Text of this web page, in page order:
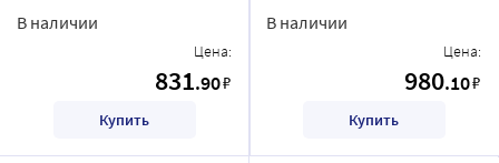
В наличии
Цена:
831.90₽
Купить
В наличии
Цена:
980.10₽
Купить